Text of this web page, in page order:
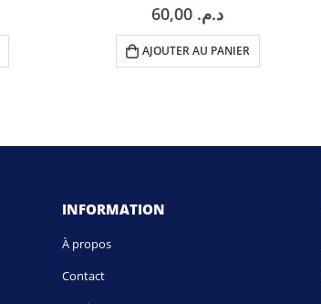
0sur 5د.م.
AJOUTER AU PANIER
INFORMATION
À propos
Contact